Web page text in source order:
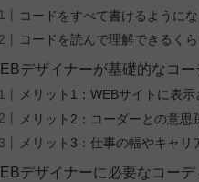
コードをすべて書けるように
コードを読んで理解できるく
デザイナーが基礎的なコ
メリット1：WEBサイトに表
メリット2：コーダーとの意思
メリット3：仕事の幅やキャリ
デザイナーに必要なコー